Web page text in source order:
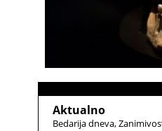
Aktualno
Bedarija dneva